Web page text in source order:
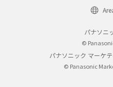
パナソニ
©
パナソニック マーケ
© Panasonic